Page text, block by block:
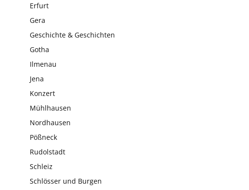
Erfurt
Gera
Geschichte & Geschichten
Gotha
Ilmenau
Jena
Konzert
Mühlhausen
Nordhausen
Pößneck
Rudolstadt
Schleiz
Schlösser und Burgen